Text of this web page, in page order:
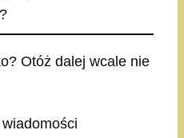
Otóż dalej wcale nie